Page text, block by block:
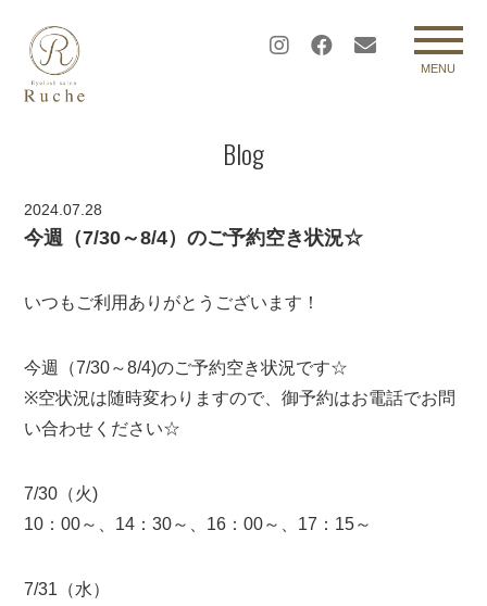
MENU
Blog
2024.07.28
今週（7/30～8/4）のご予約空き状況☆
いつもご利用ありがとうございます！
今週（7/30～8/4)のご予約空き状況です☆
※空状況は随時変わりますので、御予約はお電話でお問
い合わせください☆
7/30（火)
10：00～、14：30～、16：00～、17：15～
7/31（水）